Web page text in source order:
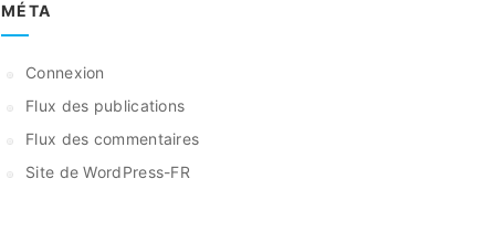
MÉTA
Connexion
Flux des publications
Flux des commentaires
Site de WordPress-FR